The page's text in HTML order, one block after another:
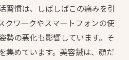
習慣は、しばしばこの痛みを引
クワークやスマートフォンの使
勢の悪化も影響しています。そ
集めています。美容鍼は、顔だ